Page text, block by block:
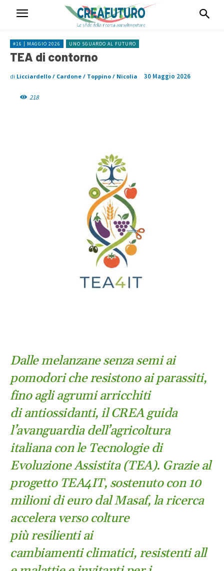
#16 | MAGGIO 2026 UNO SGUARDO AL FUTURO
TEA di contorno
di Licciardello / Cardone / Toppino / Nicolia 30 Maggio 2026
218
Dalle melanzane senza semi ai
pomodori che resistono ai parassiti,
fino agli agrumi arricchiti
di antiossidanti, il CREA guida
l’avanguardia dell’agricoltura
italiana con le Tecnologie di
Evoluzione Assistita (TEA). Grazie al
progetto TEA4IT, sostenuto con 10
milioni di euro dal Masaf, la ricerca
accelera verso colture
più resilienti ai
cambiamenti climatici, resistenti all